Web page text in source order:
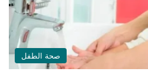
صحة الطفل